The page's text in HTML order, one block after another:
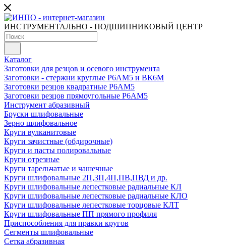
ИНСТРУМЕНТАЛЬНО - ПОДШИПНИКОВЫЙ ЦЕНТР
Каталог
Заготовки для резцов и осевого инструмента
Заготовки - стержни круглые Р6АМ5 и ВК6М
Заготовки резцов квадратные Р6АМ5
Заготовки резцов прямоугольные Р6АМ5
Инструмент абразивный
Бруски шлифовальные
Зерно шлифовальное
Круги вулканитовые
Круги зачистные (обдирочные)
Круги и пасты полировальные
Круги отрезные
Круги тарельчатые и чашечные
Круги шлифовальные 2П,3П,4П,ПВ,ПВД и др.
Круги шлифовальные лепестковые радиальные КЛ
Круги шлифовальные лепестковые радиальные КЛО
Круги шлифовальные лепестковые торцовые КЛТ
Круги шлифовальные ПП прямого профиля
Приспособления для правки кругов
Сегменты шлифовальные
Сетка абразивная